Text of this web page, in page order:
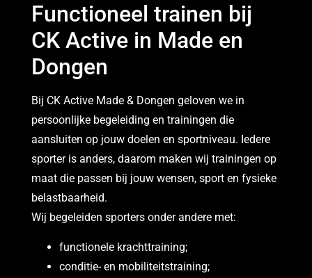
Functioneel trainen bij
CK Active in Made en
Dongen
Bij CK Active Made & Dongen geloven we in
persoonlijke begeleiding en trainingen die
aansluiten op jouw doelen en sportniveau. Iedere
sporter is anders, daarom maken wij trainingen op
maat die passen bij jouw wensen, sport en fysieke
belastbaarheid.
Wij begeleiden sporters onder andere met:
functionele krachttraining;
conditie- en mobiliteitstraining;